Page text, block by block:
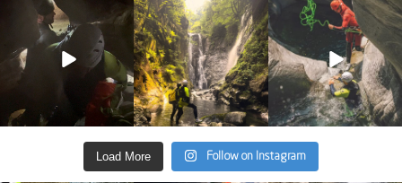
discover_purelements
Giu 4
33 0
discover_purelements
Giu 2
35 2
discover_purelements
Mag 13
0
Load More Follow on Instagram